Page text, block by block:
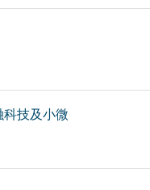
技及小微